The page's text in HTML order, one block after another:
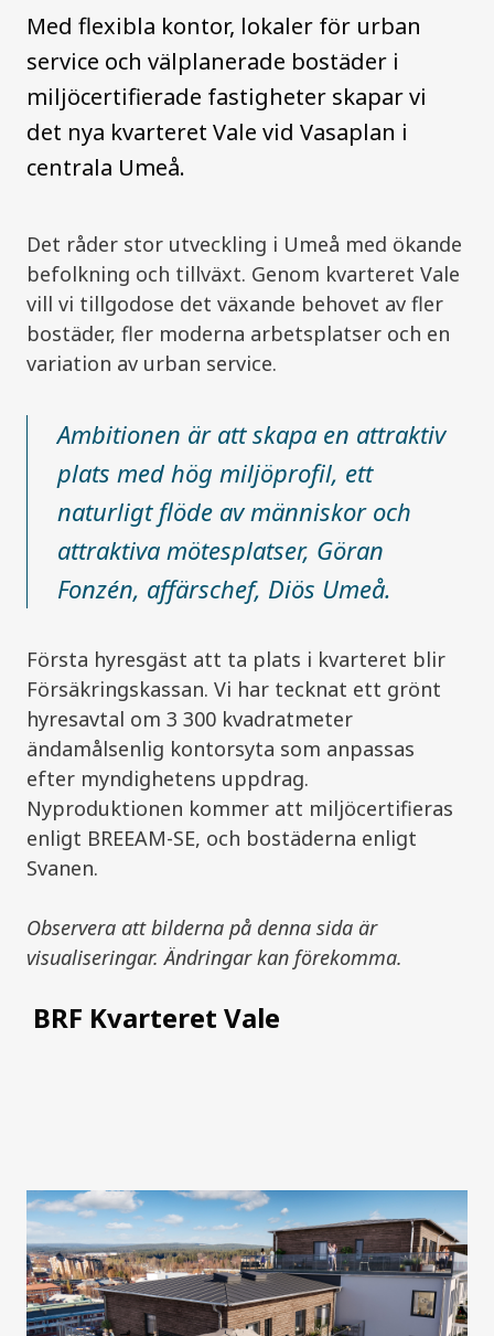
Med flexibla kontor, lokaler för urban
service och välplanerade bostäder i
miljöcertifierade fastigheter skapar vi
det nya kvarteret Vale vid Vasaplan i
centrala Umeå.
Det råder stor utveckling i Umeå med ökande
befolkning och tillväxt. Genom kvarteret Vale
vill vi tillgodose det växande behovet av fler
bostäder, fler moderna arbetsplatser och en
variation av urban service.
Ambitionen är att skapa en attraktiv
plats med hög miljöprofil, ett
naturligt flöde av människor och
attraktiva mötesplatser, Göran
Fonzén, affärschef, Diös Umeå.
Första hyresgäst att ta plats i kvarteret blir
Försäkringskassan. Vi har tecknat ett grönt
hyresavtal om 3 300 kvadratmeter
ändamålsenlig kontorsyta som anpassas
efter myndighetens uppdrag.
Nyproduktionen kommer att miljöcertifieras
enligt BREEAM-SE, och bostäderna enligt
Svanen.
Observera att bilderna på denna sida är
visualiseringar. Ändringar kan förekomma.
BRF Kvarteret Vale